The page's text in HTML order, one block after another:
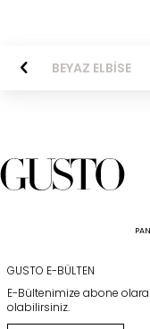
BEYAZ ELBİSE
GUSTO E-BÜLTEN
E-Bültenimize abone
olabilirsiniz.